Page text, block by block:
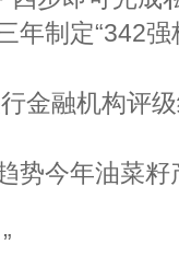
年制定“342
金融机构评
势今年油菜